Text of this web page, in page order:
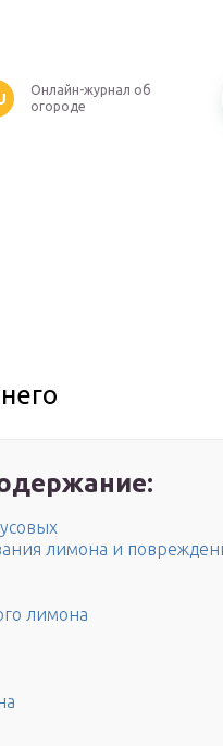
Онлайн-журнал об
огороде
лимона и
лимона